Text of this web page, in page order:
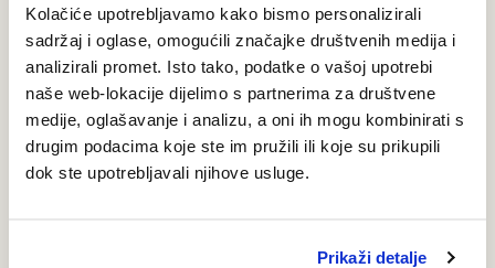
Kolačiće upotrebljavamo kako bismo personalizirali
sadržaj i oglase, omogućili značajke društvenih medija i
analizirali promet. Isto tako, podatke o vašoj upotrebi
naše web-lokacije dijelimo s partnerima za društvene
medije, oglašavanje i analizu, a oni ih mogu kombinirati s
drugim podacima koje ste im pružili ili koje su prikupili
dok ste upotrebljavali njihove usluge.
Prikaži detalje
UPUTSTVO O PROIZVODU
Pitajte nas!
Slobodno nas kontaktirajte, ukoliko imate pitanje. Rado ćemo